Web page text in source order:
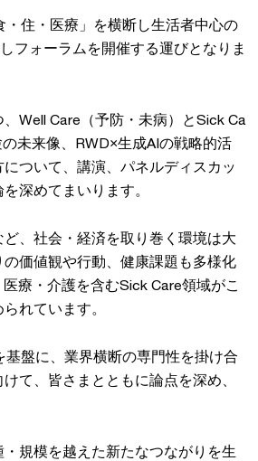
住・医療」を横断し生活者中心の
フォーラムを開催する運びとなりま
Well Care（予防・未病）とSick Ca
未来像、RWD×生成AIの戦略的活
ついて、講演、パネルディスカッ
深めてまいります。
、社会・経済を取り巻く環境は大
価値観や行動、健康課題も多様化
療・介護を含むSick Care領域がこ
れています。
盤に、業界横断の専門性を掛け合
て、皆さまとともに論点を深め、
規模を越えた新たなつながりを生